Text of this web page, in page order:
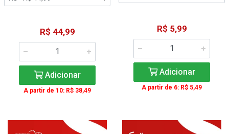
R$ 44,99
Adicionar
A partir de 10: R$ 38,49
R$ 5,99
Adicionar
A partir de 6: R$ 5,49